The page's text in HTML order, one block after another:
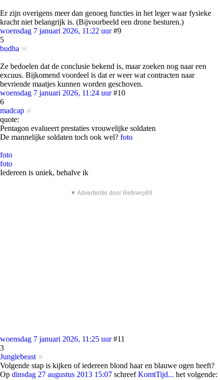
Er zijn overigens meer dan genoeg functies in het leger waar fysieke
kracht niet belangrijk is. (Bijvoorbeeld een drone besturen.)
woensdag 7 januari 2026, 11:22 uur #9
5
budha
Ze bedoelen dat de conclusie bekend is, maar zoeken nog naar een
excuus. Bijkomend voordeel is dat er weer wat contracten naar
bevriende maatjes kunnen worden geschoven.
woensdag 7 januari 2026, 11:24 uur #10
6
madcap
quote:
Pentagon evalueert prestaties vrouwelijke soldaten
De mannelijke soldaten toch ook wel? foto
foto
foto
Iedereen is uniek, behalve ik
▼ Advertentie door Refinery89
woensdag 7 januari 2026, 11:25 uur #11
3
Junglebeast
Volgende stap is kijken of iedereen blond haar en blauwe ogen heeft?
Op dinsdag 27 augustus 2013 15:07 schreefKomtTijd... het volgende: